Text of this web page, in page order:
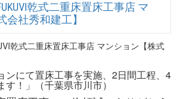
乾式二重床置床工事店 マ
会社秀和建工】
ンにて置床工事を実施、2日間工程、4
！」（千葉県市川市）